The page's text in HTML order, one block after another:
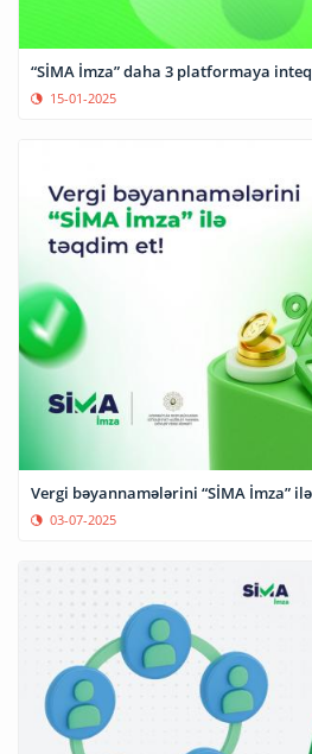
“SİMA İmza” daha 3 platformaya
15-01-2025
Vergi bəyannamələrini “SİMA İmza”
03-07-2025